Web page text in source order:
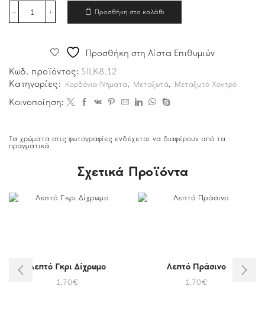
Προσθήκη στο καλάθι
Προσθήκη στη Λίστα Επιθυμιών
Κωδ. προϊόντος: SILK8.12
Κατηγορίες:
Κορδόνια-Νήματα, Μεταξωτά, Μεταξωτό Χοντρό
Κοινοποίηση:
Τα χρώματα στις φωτογραφίες ενδέχεται να διαφέρουν από τα
πραγματικά.
Σχετικά Προϊόντα
Λεπτό Γκρι Δίχρωμο
1,70€
Λεπτό Πράσινο
1,70€